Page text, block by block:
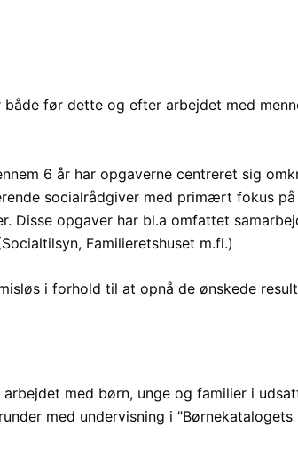
før dette og efter arbejdet med
6 år har opgaverne centreret sig
socialrådgiver med primært fokus
Disse opgaver har bl.a omfattet
Familieretshuset m.fl.)
i forhold til at opnå de ønskede
med børn, unge og familier i
med undervisning i